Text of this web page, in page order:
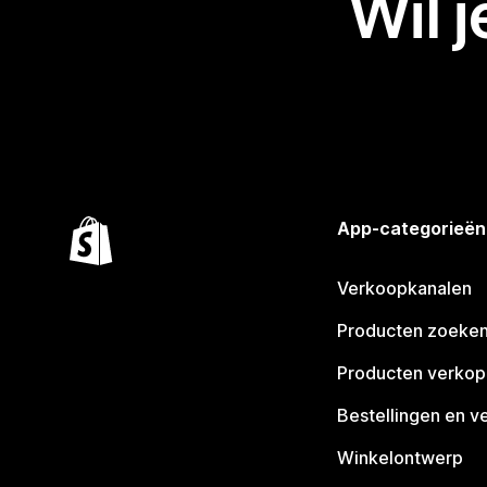
Wil
App-categorieën
Verkoopkanalen
Producten zoeken
Producten
Bestellingen en
Winkelontwerp